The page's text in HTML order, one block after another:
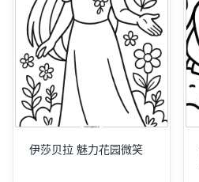
伊莎贝拉 魅力花园微笑